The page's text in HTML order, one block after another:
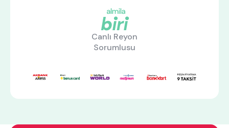
Canlı Reyon
Sorumlusu